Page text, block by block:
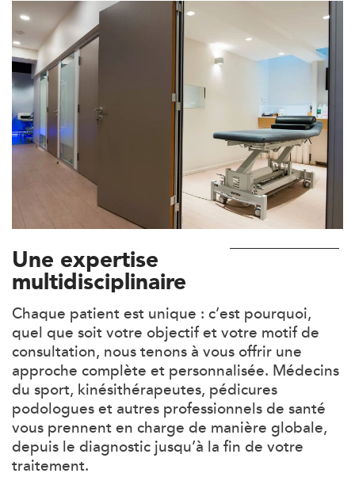
Une expertise
multidisciplinaire
Chaque patient est unique : c’est pourquoi,
quel que soit votre objectif et votre motif de
consultation, nous tenons à vous offrir une
approche complète et personnalisée. Médecins
du sport, kinésithérapeutes, pédicures
podologues et autres professionnels de santé
vous prennent en charge de manière globale,
depuis le diagnostic jusqu’à la fin de votre
traitement.
Trouvez votre cabinet de
kinésithérapie IK
Entrez votre adresse afin de trouver le cabinet IK la plus
proche de chez vous :
Filtrer les cabinets avec balnéothérapie
IK Châtenay-Malabry – 92
380 Av. de la Division Leclerc 92290
Kinésithérapie Balnéothérapie